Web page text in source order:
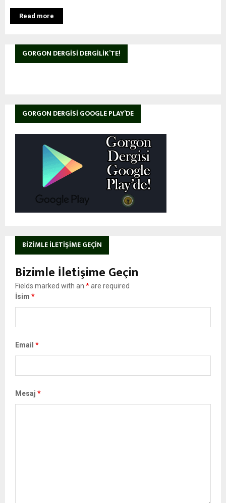
Read more
GORGON DERGISI DERGILIK’TE!
GORGON DERGISI GOOGLE PLAY’DE
BIZIMLE İLETIŞIME GEÇIN
Bizimle İletişime Geçin
Fields marked with an *are required
İsim *
Email *
Mesaj *